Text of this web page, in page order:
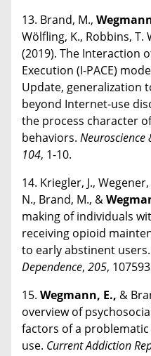
13. Brand, M.,
Wölfling, K., Robbins, T.
(2019). The Interaction
Execution (I-PACE)
Update, generalization
beyond Internet-use
the process character
behaviors. Neuroscience
104, 1-10.
14. Kriegler, J.,
N., Brand, M., &
making of individuals
receiving opioid
to early abstinent users.
Dependence, 205,
15. Wegmann, E., &
overview of
factors of a
use. Current Addiction